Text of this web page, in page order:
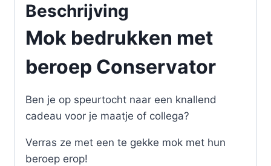
Beschrijving
Mok bedrukken met
beroep Conservator
Ben je op speurtocht naar een knallend
cadeau voor je maatje of collega?
Verras ze met een te gekke mok met hun
beroep erop!